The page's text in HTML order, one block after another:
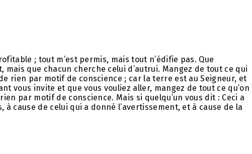
; tout m’est permis, mais tout n’édifie pas. Que
que chacun cherche celui d’autrui. Mangez de tout ce qui
rien par motif de conscience ; car la terre est au Seigneur, et
vous invite et que vous vouliez aller, mangez de tout ce qu’on
par motif de conscience. Mais si quelqu’un vous dit : Ceci a
cause de celui qui a donné l’avertissement, et à cause de la